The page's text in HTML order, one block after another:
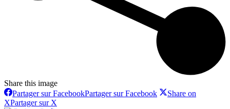
Share this image
Partager sur FacebookPartager sur Facebook
Share on
XPartager sur X